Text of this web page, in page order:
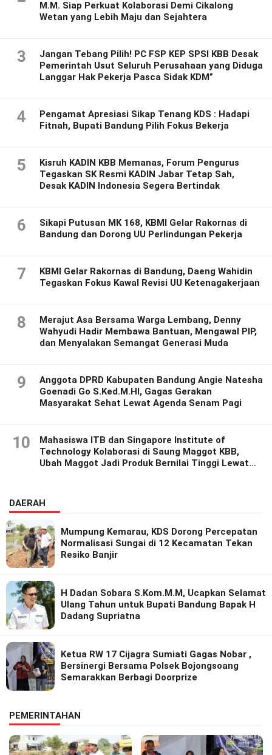
M.M. Siap Perkuat Kolaborasi Demi Cikalong
Wetan yang Lebih Maju dan Sejahtera
3
Jangan Tebang Pilih! PC FSP KEP SPSI KBB Desak
Pemerintah Usut Seluruh Perusahaan yang Diduga
Langgar Hak Pekerja Pasca Sidak KDM”
4
Pengamat Apresiasi Sikap Tenang KDS : Hadapi
Fitnah, Bupati Bandung Pilih Fokus Bekerja
5
Kisruh KADIN KBB Memanas, Forum Pengurus
Tegaskan SK Resmi KADIN Jabar Tetap Sah,
Desak KADIN Indonesia Segera Bertindak
6
Sikapi Putusan MK 168, KBMI Gelar Rakornas di
Bandung dan Dorong UU Perlindungan Pekerja
7
KBMI Gelar Rakornas di Bandung, Daeng Wahidin
Tegaskan Fokus Kawal Revisi UU Ketenagakerjaan
8
Merajut Asa Bersama Warga Lembang, Denny
Wahyudi Hadir Membawa Bantuan, Mengawal PIP,
dan Menyalakan Semangat Generasi Muda
9
Anggota DPRD Kabupaten Bandung Angie Natesha
Goenadi Go S.Ked.M.HI, Gagas Gerakan
Masyarakat Sehat Lewat Agenda Senam Pagi
10
Mahasiswa ITB dan Singapore Institute of
Technology Kolaborasi di Saung Maggot KBB,
Ubah Maggot Jadi Produk Bernilai Tinggi Lewat
DAERAH
Mumpung Kemarau, KDS Dorong Percepatan
Normalisasi Sungai di 12 Kecamatan Tekan
Resiko Banjir
H Dadan Sobara S.Kom.M.M, Ucapkan Selamat
Ulang Tahun untuk Bupati Bandung Bapak H
Dadang Supriatna
Ketua RW 17 Cijagra Sumiati Gagas Nobar ,
Bersinergi Bersama Polsek Bojongsoang
Semarakkan Berbagi Doorprize
PEMERINTAHAN